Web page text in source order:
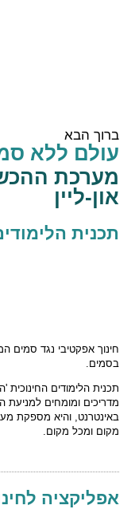
ברוך הבא
עולם ללא
מערכת
און-ליין
תכנית
חינוך אפקטיבי נגד סמים
בסמים.
תכנית הלימודים
מדריכים ומומחים למניעת
באינטרנט, והיא מספקת
מקום ומכל מקום.
אפליקציה